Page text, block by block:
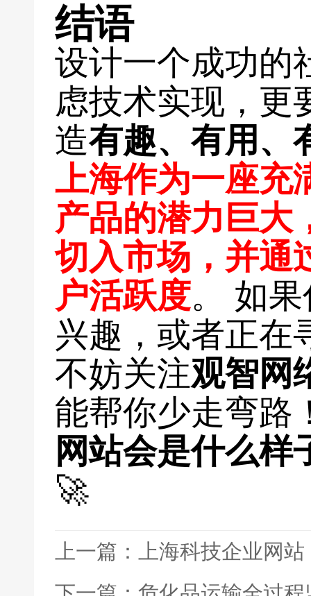
结语
设计一个成功的
虑技术实现，更
造有趣、有用、
上海作为一座充
产品的潜力巨大
切入市场，并通
户活跃度。 如
兴趣，或者正在
不妨关注观智网
能帮你少走弯路
网站会是什么样
🚀
上一篇：上海科技企业网